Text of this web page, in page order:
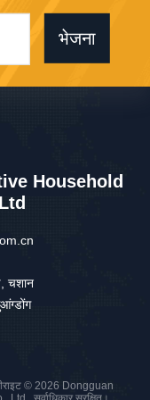
भेजना
Household
चशान
© 2026 Dongguan